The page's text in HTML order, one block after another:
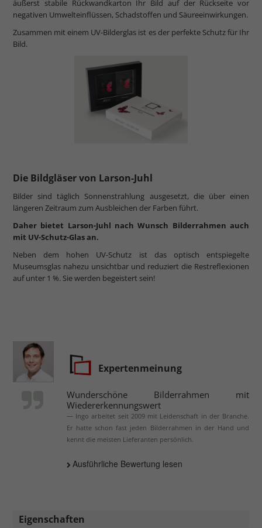
äußerst stabile Rückwandkarton Ihr Bild auf der Rückseite vor
negativen Umwelteinflüssen, Schadstoffen und Säureeinwirkungen.
Zusammen mit einem UV-Bilderglas ist es der perfekte Schutz für Ihr
Bild.
Die Bildgläser von Larson-Juhl
Bilder sind täglich Sonnenstrahlung ausgesetzt, die über einen
längeren Zeitraum zum Ausbleichen der Farben führt.
Daher bietet Larson-Juhl nach Wunsch Bilderrahmen auch
mit UV-Schutz-Glas an.
Neben dem hohen UV-Schutz ist das optisch entspiegelte
Museumsglas nahezu unsichtbar und reduziert die Restreflexionen
auf unter 1 %. Sie werden begeistert sein!
Expertenmeinung
Wunderschöne Bilderrahmen mit
Wiedererkennungswert
Ingo arbeitet seit 2009 mit Leidenschaft in der Branche.
Er hatte schon fast jeden Bilderrahmen in der Hand und
kennt die meisten Lieferanten persönlich.
Ausführliche Bewertung lesen
Eigenschaften